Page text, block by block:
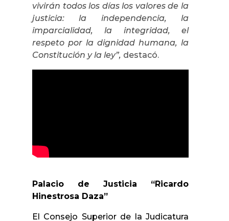
vivirán todos los días los valores de la
justicia: la independencia, la
imparcialidad, la integridad, el
respeto por la dignidad humana, la
Constitución y la ley”, destacó.
Palacio de Justicia “Ricardo
Hinestrosa Daza”
El Consejo Superior de la Judicatura